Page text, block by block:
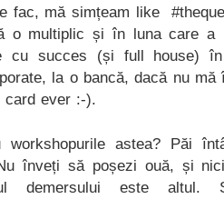
fac, mă simțeam like
o multiplic și în luna care a
cu succes (și full house)
la o bancă, dacă nu
card ever :-).
astea? Păi
înveți să poșezi ouă, și
demersului este altul.